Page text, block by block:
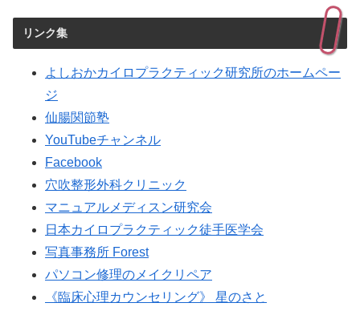
リンク集
よしおかカイロプラクティック研究所のホームペー
ジ
仙腸関節塾
YouTubeチャンネル
Facebook
穴吹整形外科クリニック
マニュアルメディスン研究会
日本カイロプラクティック徒手医学会
写真事務所 Forest
パソコン修理のメイクリペア
《臨床心理カウンセリング》 星のさと